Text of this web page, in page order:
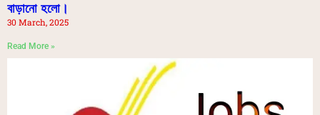
বাড়ানো হলো।
30 March, 2025
Read More »